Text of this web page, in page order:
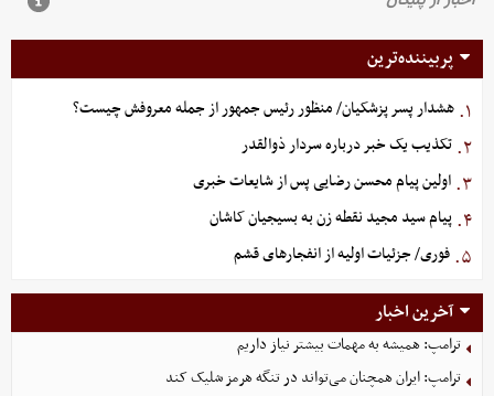
پربیننده‌ترین
۱. هشدار پسر پزشکیان/ منظور رئیس جمهور از جمله معروفش چیست؟
۲. تکذیب یک خبر درباره سردار ذوالقدر
۳. اولین پیام محسن رضایی پس از شایعات خبری
۴. پیام سید مجید نقطه زن به بسیجیان کاشان
۵. فوری/ جزئیات اولیه از انفجارهای قشم
آخرین اخبار
ترامپ: همیشه به مهمات بیشتر نیاز داریم
ترامپ: ایران همچنان می‌تواند در تنگه هرمز شلیک کند